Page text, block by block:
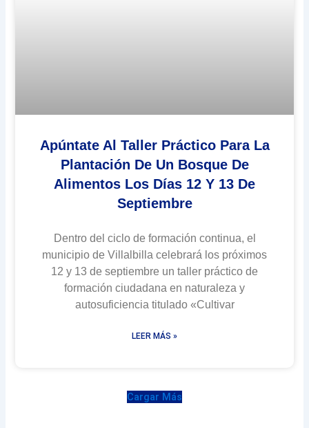
Apúntate Al Taller Práctico Para La
Plantación De Un Bosque De
Alimentos Los Días 12 Y 13 De
Septiembre
Dentro del ciclo de formación continua, el
municipio de Villalbilla celebrará los próximos
12 y 13 de septiembre un taller práctico de
formación ciudadana en naturaleza y
autosuficiencia titulado «Cultivar
LEER MÁS »
Cargar Más